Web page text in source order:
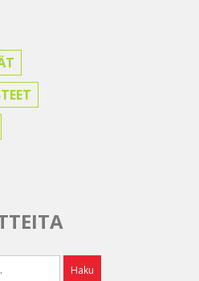
Haku